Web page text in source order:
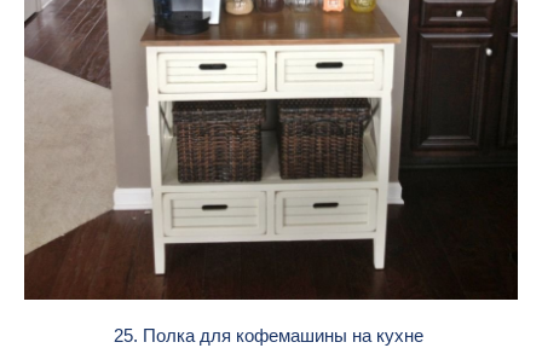
25. Полка для кофемашины на кухне